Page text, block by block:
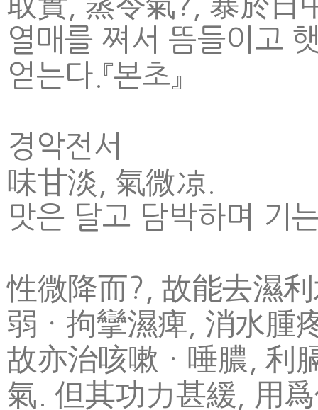
열매를 쪄서 뜸들이고
얻는다.『본초』
경악전서
味甘淡, 氣微凉.
맛은 달고 담박하며 기
性微降而?, 故能去濕
弱ㆍ拘攣濕痺, 消水腫
故亦治咳嗽ㆍ唾膿, 利
氣. 但其功力甚緩, 用